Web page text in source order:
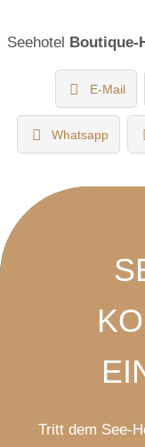
Seehotel Boutique-
E-Mail
Whatsapp
Tritt dem See-